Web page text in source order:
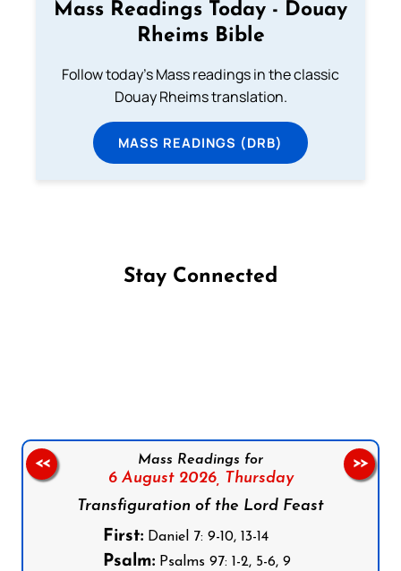
Mass Readings Today - Douay
Rheims Bible
Follow today's Mass readings in the classic
Douay Rheims translation.
MASS READINGS (DRB)
Stay Connected
Mass Readings for
6 August 2026, Thursday
Transfiguration of the Lord Feast
First:Daniel 7: 9-10, 13-14
Psalm:Psalms 97: 1-2, 5-6, 9
<< >>